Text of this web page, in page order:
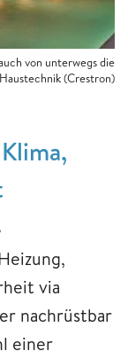
von unterwegs die
(Crestron)
via
nachrüstbar
einer